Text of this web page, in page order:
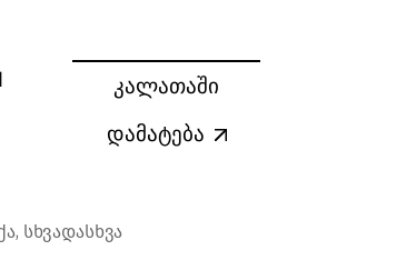
& Nora 140 მლ. (6 ცალი) quantity
კალათაში
დამატება
, სხვადასხვა